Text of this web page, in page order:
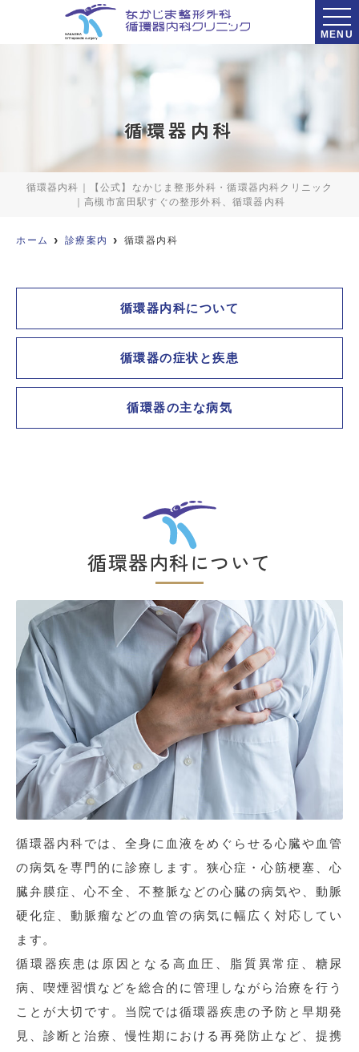
MENU
循環器内科
循環器内科｜【公式】なかじま整形外科・循環器内科クリニック
｜高槻市富田駅すぐの整形外科、循環器内科
ホーム 診療案内 循環器内科
循環器内科について
循環器の症状と疾患
循環器の主な病気
循環器内科について
循環器内科では、全身に血液をめぐらせる心臓や血管
の病気を専門的に診療します。狭心症・心筋梗塞、心
臓弁膜症、心不全、不整脈などの心臓の病気や、動脈
硬化症、動脈瘤などの血管の病気に幅広く対応してい
ます。
循環器疾患は原因となる高血圧、脂質異常症、糖尿
病、喫煙習慣などを総合的に管理しながら治療を行う
ことが大切です。当院では循環器疾患の予防と早期発
見、診断と治療、慢性期における再発防止など、提携